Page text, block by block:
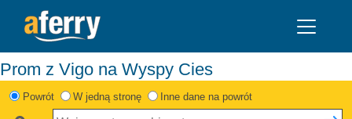
Prom z Vigo na Wyspy Cies
Powrót W jedną stronę Inne dane na powrót